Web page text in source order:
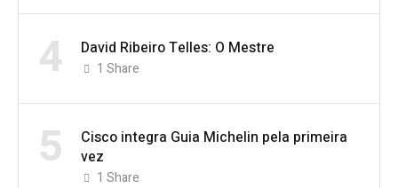
4 David Ribeiro Telles: O Mestre
1 Share
5
Cisco integra Guia Michelin pela primeira
vez
1 Share